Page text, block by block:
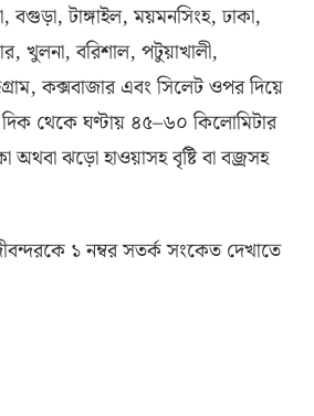
,বগুড়া, টাঙ্গাইল,ময়মনসিংহ, ঢাকা,
, খুলনা,বরিশাল, পটুয়াখালী,
,কক্সবাজার এবং সিলেট ওপর দিয়ে
থেকে ঘণ্টায় ৪৫–৬০ কিলোমিটার
অথবা ঝড়ো হাওয়াসহ বৃষ্টি বা বজ্রসহ
১ নম্বর সতর্ক সংকেত দেখাতে